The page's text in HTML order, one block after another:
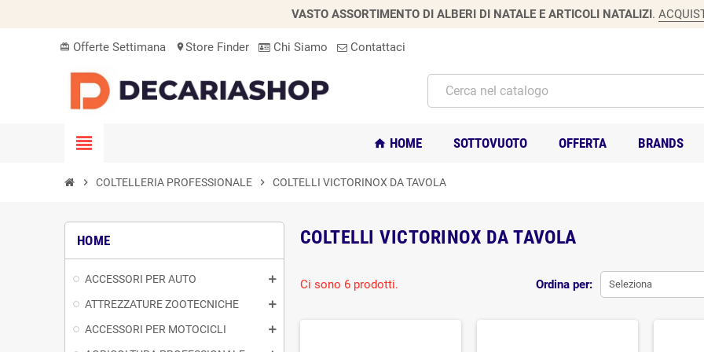
VASTO ASSORTIMENTO DI ALBERI DI NATALE E ARTICOLI NATALIZI.
card_giftcard Offerte Settimana location_onStore Finder Chi Siamo Contattaci
view_headline home HOME SOTTOVUOTO OFFERTA BRANDS
chevron_right COLTELLERIA PROFESSIONALE chevron_right COLTELLI VICTORINOX DA TAVOLA
HOME
ACCESSORI PER AUTO
ATTREZZATURE ZOOTECNICHE
ACCESSORI PER MOTOCICLI
COLTELLI VICTORINOX DA TAVOLA
Ordina per: Seleziona
Ci sono 6 prodotti.